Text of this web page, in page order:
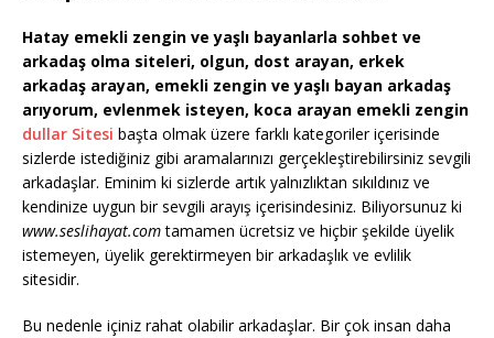
Hatay emekli zengin ve yaşlı bayanlarla sohbet ve
arkadaş olma siteleri, olgun, dost arayan, erkek
arkadaş arayan, emekli zengin ve yaşlı bayan arkadaş
arıyorum, evlenmek isteyen, koca arayan emekli zengin
dullar Sitesi başta olmak üzere farklı kategoriler içerisinde
sizlerde istediğiniz gibi aramalarınızı gerçekleştirebilirsiniz sevgili
arkadaşlar. Eminim ki sizlerde artık yalnızlıktan sıkıldınız ve
kendinize uygun bir sevgili arayış içerisindesiniz. Biliyorsunuz ki
www.seslihayat.comtamamen ücretsiz ve hiçbir şekilde üyelik
istemeyen, üyelik gerektirmeyen bir arkadaşlık ve evlilik
sitesidir.
Bu nedenle içiniz rahat olabilir arkadaşlar. Bir çok insan daha